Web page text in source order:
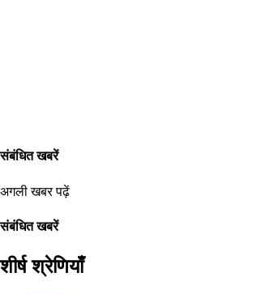
संबंधित खबरें
अगली खबर पढ़ें
संबंधित खबरें
शीर्ष श्रेणियाँ